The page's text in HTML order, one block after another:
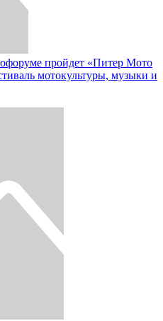
пройдет «Питер Мото
мотокультуры, музыки и